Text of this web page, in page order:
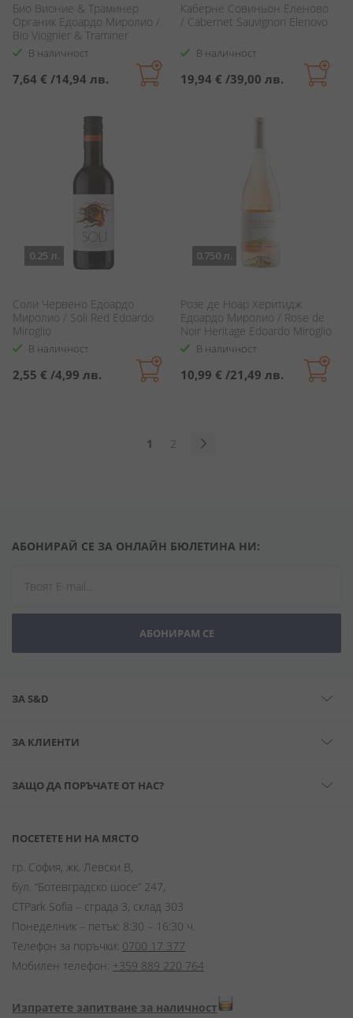
Био Вионие & Траминер
Органик Едоардо Миролио /
Bio Viognier & Traminer
Organic
В наличност
7,64 € /14,94 лв.
Каберне Совиньон Еленово
/ Cabernet Sauvignon Elenovo
В наличност
19,94 € /39,00 лв.
0.25 л.
Соли Червено Едоардо
Миролио / Soli Red Edoardo
Miroglio
В наличност
2,55 € /4,99 лв.
0.750 л.
Розе де Ноар Херитидж
Едоардо Миролио / Rose de
Noir Heritage Edoardo Miroglio
В наличност
10,99 € /21,49 лв.
Страница
В
1 Страница
2
АБОНИРАЙ СЕ ЗА ОНЛАЙН БЮЛЕТИНА НИ:
АБОНИРАМ СЕ
ЗА S&D
ЗА КЛИЕНТИ
ЗАЩО ДА ПОРЪЧАТЕ ОТ НАС?
ПОСЕТЕТЕ НИ НА МЯСТО
гр. София, жк. Левски В,
бул. “Ботевградско шосе” 247,
CTPark Sofia – сграда 3, склад 303
Понеделник – петък: 8:30 – 16:30 ч.
Телефон за поръчки: 0700 17 377
Мобилен телефон: +359 889 220 764
Изпратете запитване за наличност